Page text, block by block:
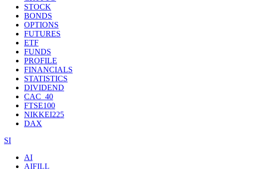
STOCK
BONDS
OPTIONS
FUTURES
ETF
FUNDS
PROFILE
FINANCIALS
STATISTICS
DIVIDEND
CAC_40
FTSE100
NIKKEI225
DAX
SI
AI
AIFILL